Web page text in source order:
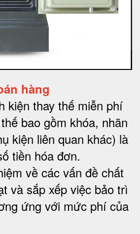
hàng
kiện thay thế miễn phí
bao gồm khóa, nhãn
kiện liên quan khác) là
tiền hóa đơn.
về các vấn đề chất
và sắp xếp việc bảo trì
ứng với mức phí của